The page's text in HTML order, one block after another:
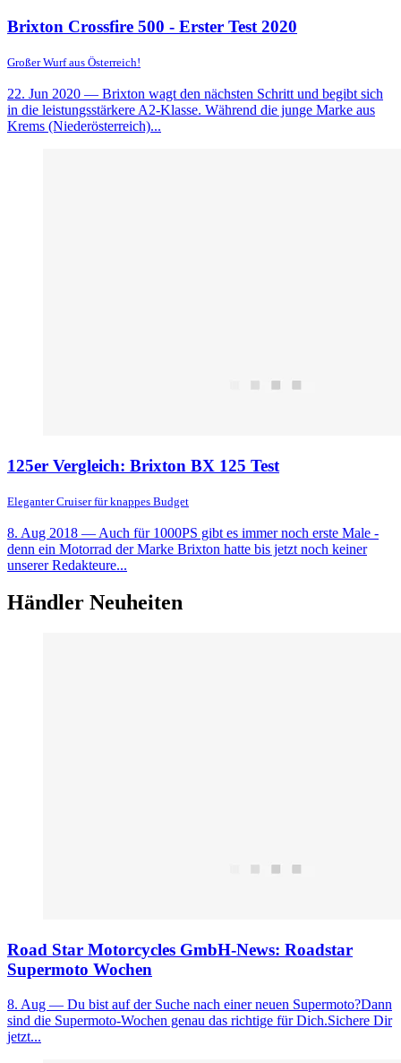
Brixton Crossfire 500 - Erster Test 2020
Großer Wurf aus Österreich!
22. Jun 2020 — Brixton wagt den nächsten Schritt und begibt sich
in die leistungsstärkere A2-Klasse. Während die junge Marke aus
Krems (Niederösterreich)...
125er Vergleich: Brixton BX 125 Test
Eleganter Cruiser für knappes Budget
8. Aug 2018 — Auch für 1000PS gibt es immer noch erste Male -
denn ein Motorrad der Marke Brixton hatte bis jetzt noch keiner
unserer Redakteure...
Händler Neuheiten
Road Star Motorcycles GmbH-News: Roadstar
Supermoto Wochen
8. Aug — Du bist auf der Suche nach einer neuen Supermoto?Dann
sind die Supermoto-Wochen genau das richtige für Dich.Sichere Dir
jetzt...